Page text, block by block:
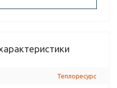
Теплоресурс